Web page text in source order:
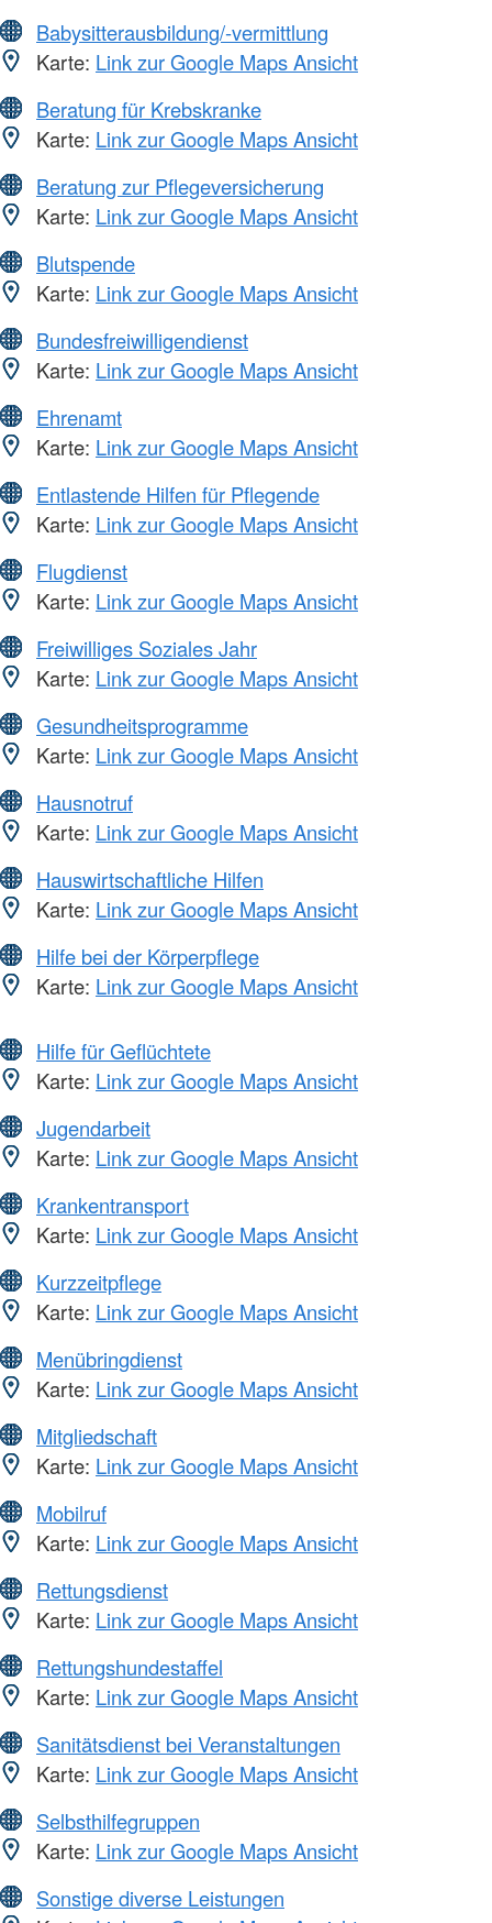
Babysitterausbildung/-vermittlung
Karte: Link zur Google Maps Ansicht
Beratung für Krebskranke
Karte: Link zur Google Maps Ansicht
Beratung zur Pflegeversicherung
Karte: Link zur Google Maps Ansicht
Blutspende
Karte: Link zur Google Maps Ansicht
Bundesfreiwilligendienst
Karte: Link zur Google Maps Ansicht
Ehrenamt
Karte: Link zur Google Maps Ansicht
Entlastende Hilfen für Pflegende
Karte: Link zur Google Maps Ansicht
Flugdienst
Karte: Link zur Google Maps Ansicht
Freiwilliges Soziales Jahr
Karte: Link zur Google Maps Ansicht
Gesundheitsprogramme
Karte: Link zur Google Maps Ansicht
Hausnotruf
Karte: Link zur Google Maps Ansicht
Hauswirtschaftliche Hilfen
Karte: Link zur Google Maps Ansicht
Hilfe bei der Körperpflege
Karte: Link zur Google Maps Ansicht
Hilfe für Geflüchtete
Karte: Link zur Google Maps Ansicht
Jugendarbeit
Karte: Link zur Google Maps Ansicht
Krankentransport
Karte: Link zur Google Maps Ansicht
Kurzzeitpflege
Karte: Link zur Google Maps Ansicht
Menübringdienst
Karte: Link zur Google Maps Ansicht
Mitgliedschaft
Karte: Link zur Google Maps Ansicht
Mobilruf
Karte: Link zur Google Maps Ansicht
Rettungsdienst
Karte: Link zur Google Maps Ansicht
Rettungshundestaffel
Karte: Link zur Google Maps Ansicht
Sanitätsdienst bei Veranstaltungen
Karte: Link zur Google Maps Ansicht
Selbsthilfegruppen
Karte: Link zur Google Maps Ansicht
Sonstige diverse Leistungen